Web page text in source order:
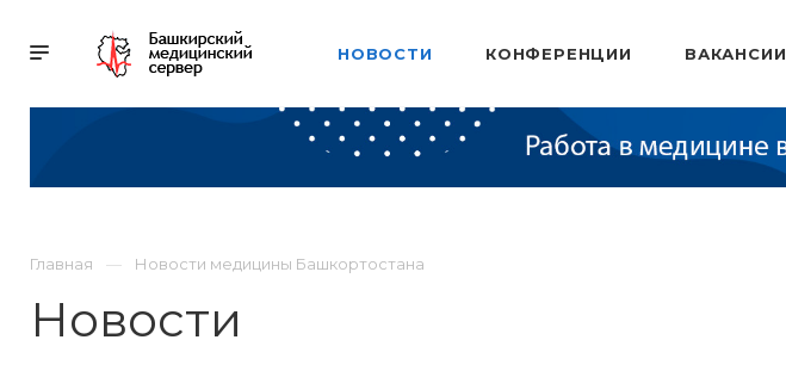
НОВОСТИ КОНФЕРЕНЦИИ ВАКАНСИИ
Главная Новости медицины Башкортостана
Новости